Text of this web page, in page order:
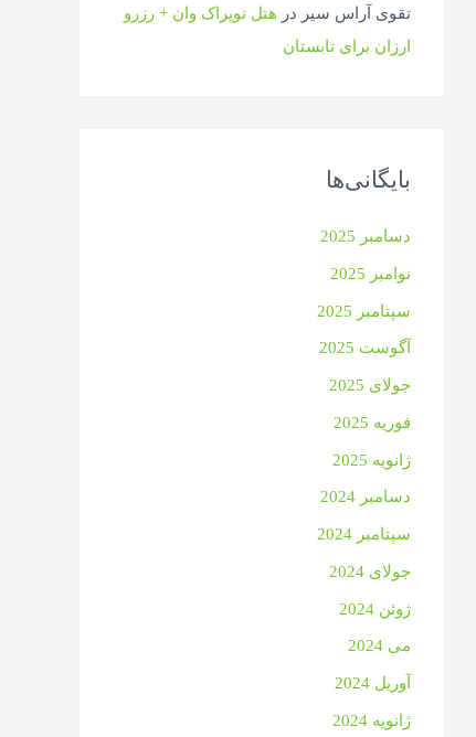
تقوی آراس سیر در هتل توپراک وان + رزرو
ارزان برای تابستان
بایگانی‌ها
دسامبر 2025
نوامبر 2025
سپتامبر 2025
آگوست 2025
جولای 2025
فوریه 2025
ژانویه 2025
دسامبر 2024
سپتامبر 2024
جولای 2024
ژوئن 2024
می 2024
آوریل 2024
ژانویه 2024